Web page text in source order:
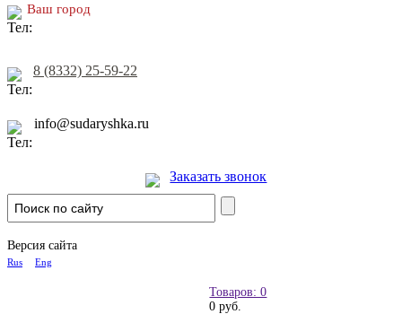
Ваш город
8 (8332) 25-59-22
info@sudaryshka.ru
Заказать звонок
Версия сайта
Rus Eng
Товаров: 0
0 руб.